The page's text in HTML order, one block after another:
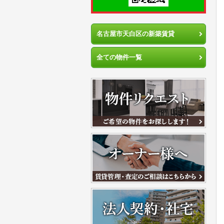
名古屋市天白区の新築賃貸
全ての物件一覧